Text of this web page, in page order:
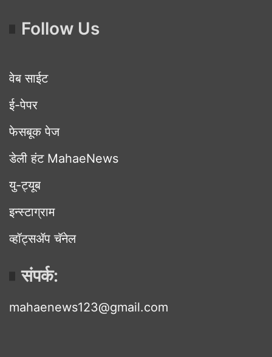
Follow Us
वेब साईट
ई-पेपर
फेसबूक पेज
डेली हंट MahaeNews
यु-ट्यूब
इन्स्टाग्राम
व्हॉट्सॲप चॅनेल
संपर्क:
mahaenews123@gmail.com